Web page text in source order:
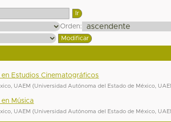
Orden:
Estudios Cinematográficos
UAEM (Universidad Autónoma del Estado de México,
Música
UAEM (Universidad Autónoma del Estado de México,